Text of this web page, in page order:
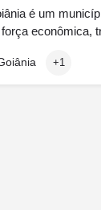
é um
força econômica,
+1